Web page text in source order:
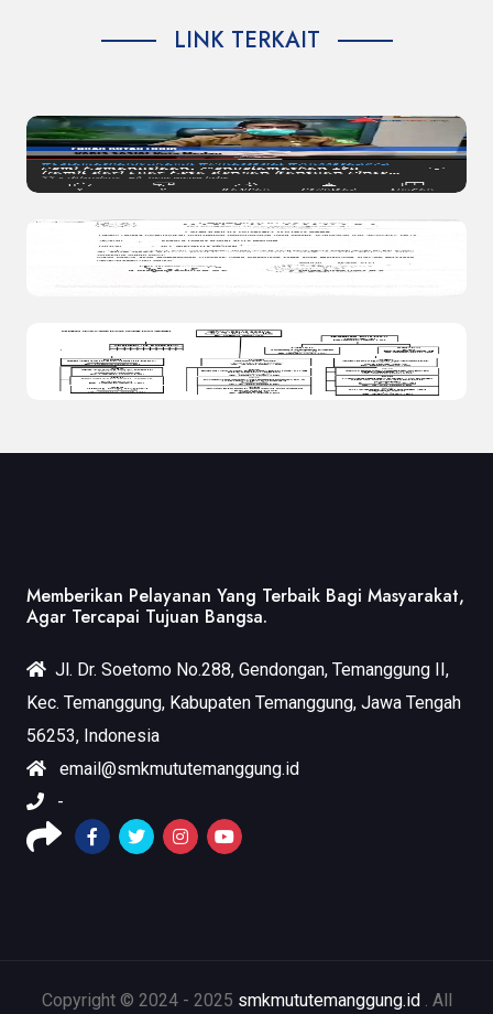
LINK TERKAIT
Memberikan Pelayanan Yang Terbaik Bagi Masyarakat,
Agar Tercapai Tujuan Bangsa.
Jl. Dr. Soetomo No.288, Gendongan, Temanggung II,
Kec. Temanggung, Kabupaten Temanggung, Jawa Tengah
56253, Indonesia
email@smkmututemanggung.id
-
Copyright © 2024 - 2025 smkmututemanggung.id . All